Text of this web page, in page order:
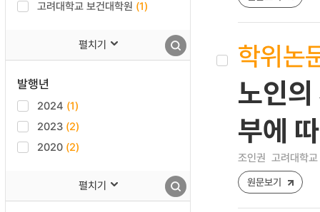
고려대학교 보건대학원 (1)
펼치기
발행년
2024 (1)
2023 (2)
2020 (2)
펼치기
학위논
노인
부에
조인권 고려대학
원문보기